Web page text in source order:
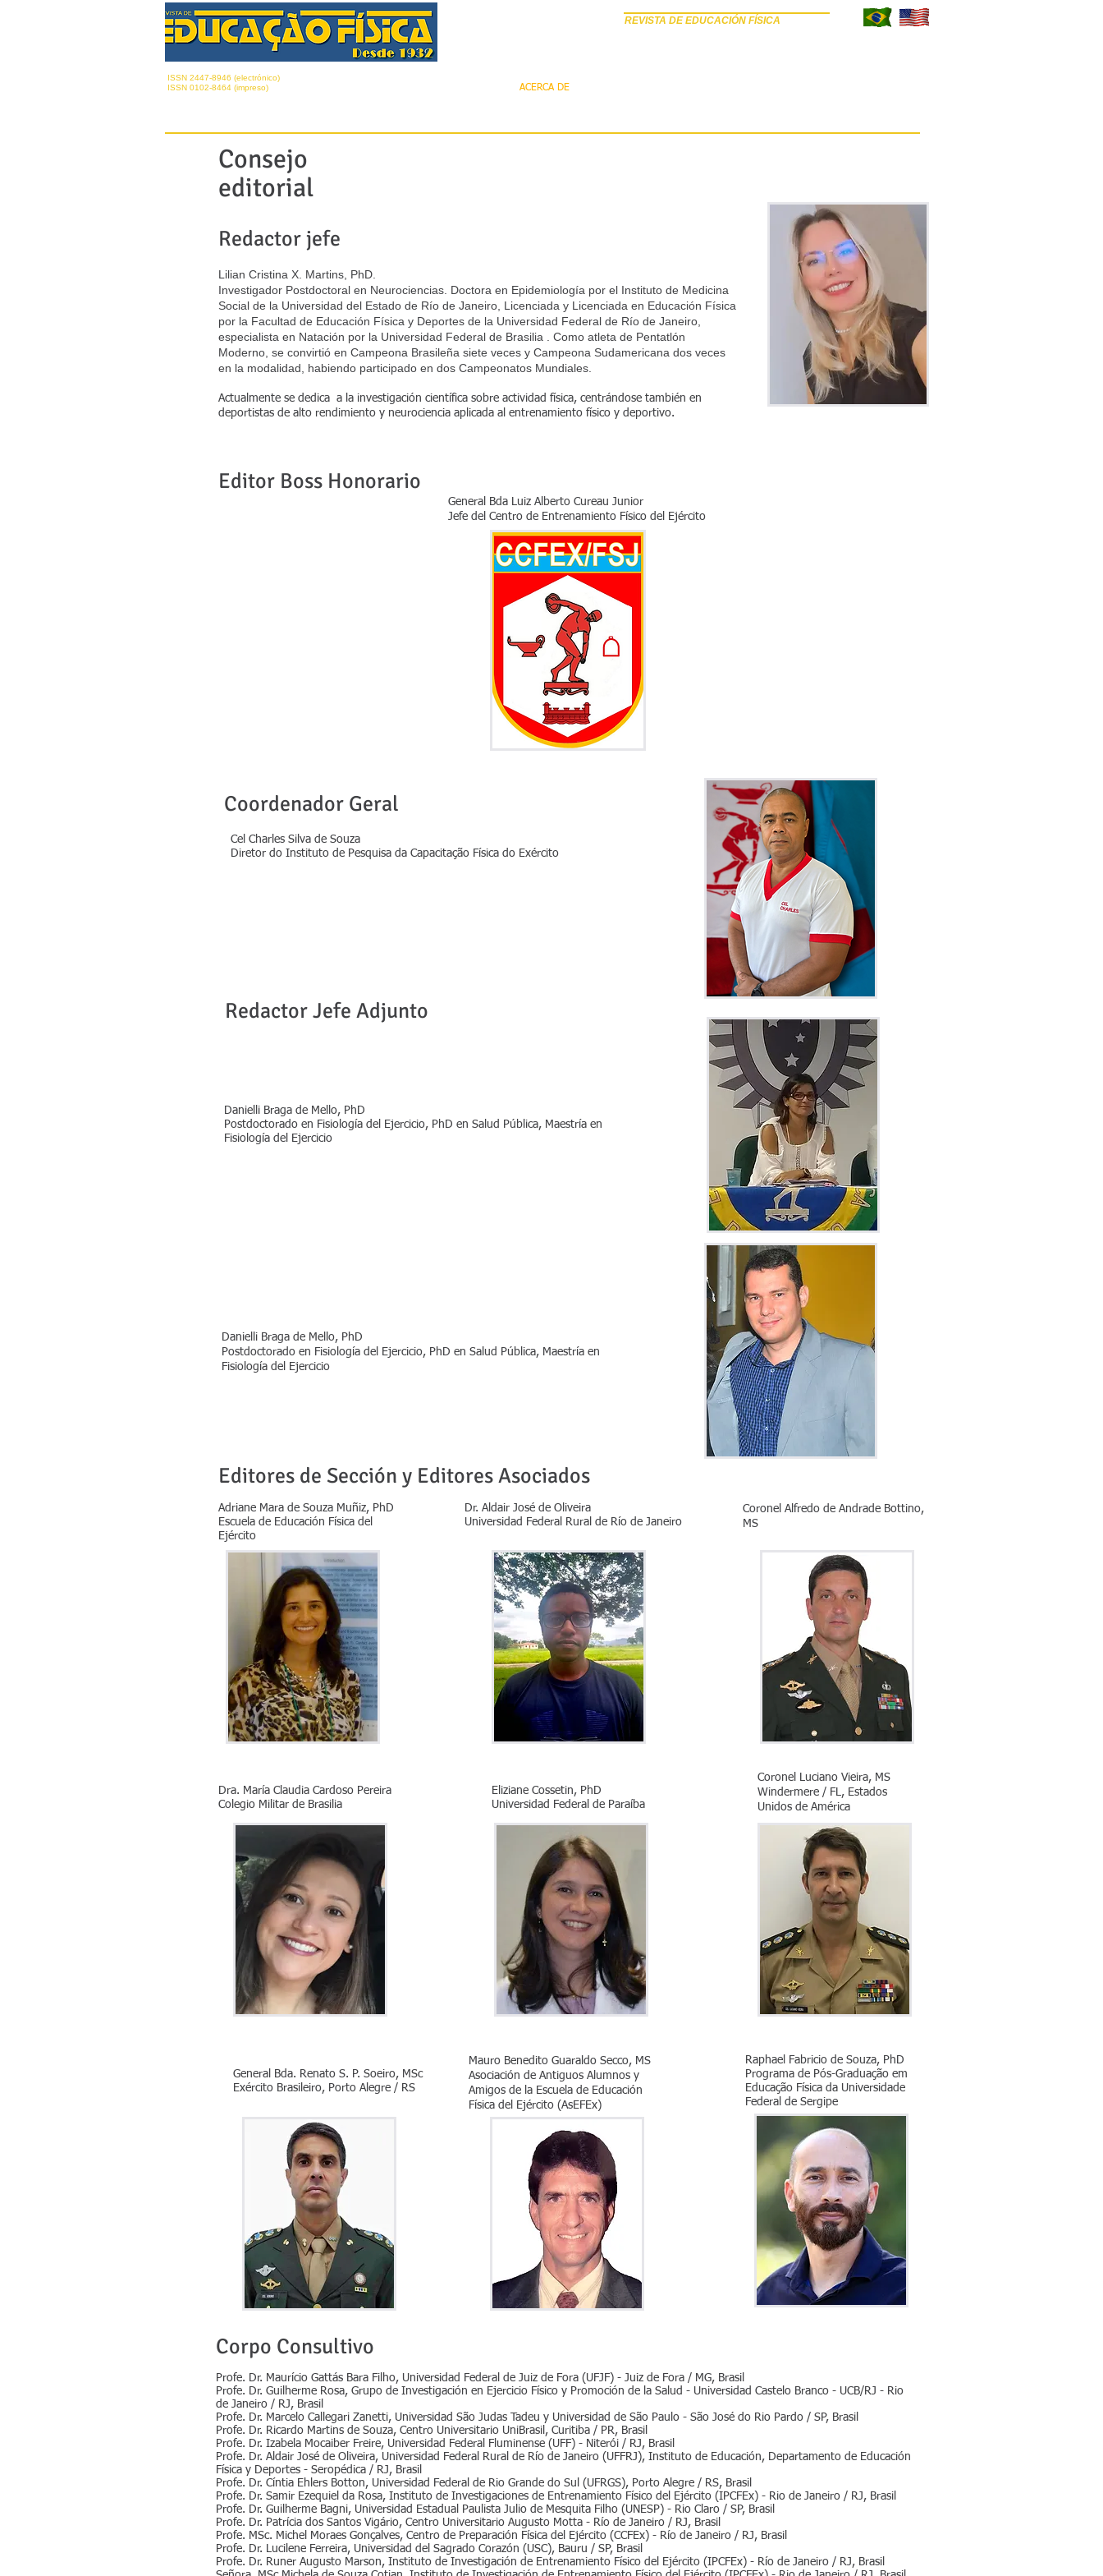
REVISTA DE EDUCACIÓN FÍSICA
ISSN 2447-8946 (electrónico)
ISSN 0102-8464 (impreso)
ACERCA DE
Consejo
editorial
Redactor jefe
Lilian Cristina X. Martins, PhD.
Investigador Postdoctoral en Neurociencias. Doctora en Epidemiología por el Instituto de Medicina
Social de la Universidad del Estado de Río de Janeiro, Licenciada y Licenciada en Educación Física
por la Facultad de Educación Física y Deportes de la Universidad Federal de Río de Janeiro,
especialista en Natación por la Universidad Federal de Brasilia . Como atleta de Pentatlón
Moderno, se convirtió en Campeona Brasileña siete veces y Campeona Sudamericana dos veces
en la modalidad, habiendo participado en dos Campeonatos Mundiales.
Actualmente se dedica a la investigación científica sobre actividad física, centrándose también en
deportistas de alto rendimiento y neurociencia aplicada al entrenamiento físico y deportivo.
Editor Boss Honorario
General Bda Luiz Alberto Cureau Junior
Jefe del Centro de Entrenamiento Físico del Ejército
Coordenador Geral
Cel Charles Silva de Souza
Diretor do Instituto de Pesquisa da Capacitação Física do Exército
Redactor Jefe Adjunto
Danielli Braga de Mello, PhD
Postdoctorado en Fisiología del Ejercicio, PhD en Salud Pública, Maestría en
Fisiología del Ejercicio
Danielli Braga de Mello, PhD
Postdoctorado en Fisiología del Ejercicio, PhD en Salud Pública, Maestría en
Fisiología del Ejercicio
Editores de Sección y Editores Asociados
Adriane Mara de Souza Muñiz, PhD
Escuela de Educación Física del
Ejército
Dr. Aldair José de Oliveira
Universidad Federal Rural de Río de Janeiro
Coronel Alfredo de Andrade Bottino,
MS
Dra. María Claudia Cardoso Pereira
Colegio Militar de Brasilia
Eliziane Cossetin, PhD
Universidad Federal de Paraíba
Coronel Luciano Vieira, MS
Windermere / FL, Estados
Unidos de América
General Bda. Renato S. P. Soeiro, MSc
Exército Brasileiro, Porto Alegre / RS
Mauro Benedito Guaraldo Secco, MS
Asociación de Antiguos Alumnos y
Amigos de la Escuela de Educación
Física del Ejército (AsEFEx)
Raphael Fabricio de Souza, PhD
Programa de Pós-Graduação em
Educação Física da Universidade
Federal de Sergipe
Corpo Consultivo
Profe. Dr. Maurício Gattás Bara Filho, Universidad Federal de Juiz de Fora (UFJF) - Juiz de Fora / MG, Brasil
Profe. Dr. Guilherme Rosa, Grupo de Investigación en Ejercicio Físico y Promoción de la Salud - Universidad Castelo Branco - UCB/RJ - Rio
de Janeiro / RJ, Brasil
Profe. Dr. Marcelo Callegari Zanetti, Universidad São Judas Tadeu y Universidad de São Paulo - São José do Rio Pardo / SP, Brasil
Profe. Dr. Ricardo Martins de Souza, Centro Universitario UniBrasil, Curitiba / PR, Brasil
Profe. Dr. Izabela Mocaiber Freire, Universidad Federal Fluminense (UFF) - Niterói / RJ, Brasil
Profe. Dr. Aldair José de Oliveira, Universidad Federal Rural de Río de Janeiro (UFFRJ), Instituto de Educación, Departamento de Educación
Física y Deportes - Seropédica / RJ, Brasil
Profe. Dr. Cíntia Ehlers Botton, Universidad Federal de Rio Grande do Sul (UFRGS), Porto Alegre / RS, Brasil
Profe. Dr. Samir Ezequiel da Rosa, Instituto de Investigaciones de Entrenamiento Físico del Ejército (IPCFEx) - Rio de Janeiro / RJ, Brasil
Profe. Dr. Guilherme Bagni, Universidad Estadual Paulista Julio de Mesquita Filho (UNESP) - Rio Claro / SP, Brasil
Profe. Dr. Patrícia dos Santos Vigário, Centro Universitario Augusto Motta - Río de Janeiro / RJ, Brasil
Profe. MSc. Michel Moraes Gonçalves, Centro de Preparación Física del Ejército (CCFEx) - Río de Janeiro / RJ, Brasil
Profe. Dr. Lucilene Ferreira, Universidad del Sagrado Corazón (USC), Bauru / SP, Brasil
Profe. Dr. Runer Augusto Marson, Instituto de Investigación de Entrenamiento Físico del Ejército (IPCFEx) - Río de Janeiro / RJ, Brasil